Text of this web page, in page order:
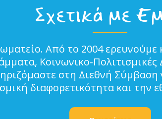
Σχετικά με
Από το 2004
Κοινωνικο-
στη Διεθνή
διαφορετικότητα και